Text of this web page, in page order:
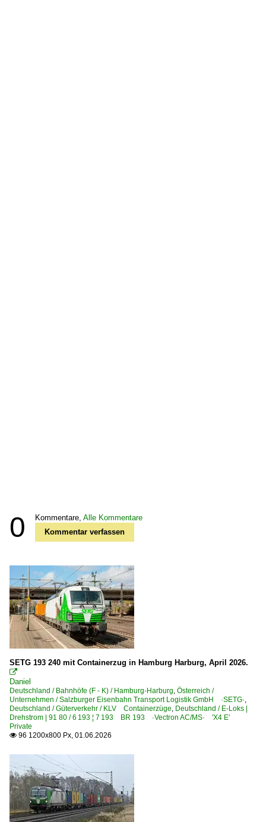
0 Kommentare, Alle Kommentare
Kommentar verfassen
SETG 193 240 mit Containerzug in Hamburg Harburg, April 2026.

Daniel
Deutschland / Bahnhöfe (F - K) / Hamburg-Harburg, Österreich /
Unternehmen / Salzburger Eisenbahn Transport Logistik GmbH ·SETG·,
Deutschland / Güterverkehr / KLV Containerzüge, Deutschland / E-Loks |
Drehstrom | 91 80 / 6 193 ¦ 7 193 BR 193 ·Vectron AC/MS· 'X4 E'
Private
 96 1200x800 Px, 01.06.2026